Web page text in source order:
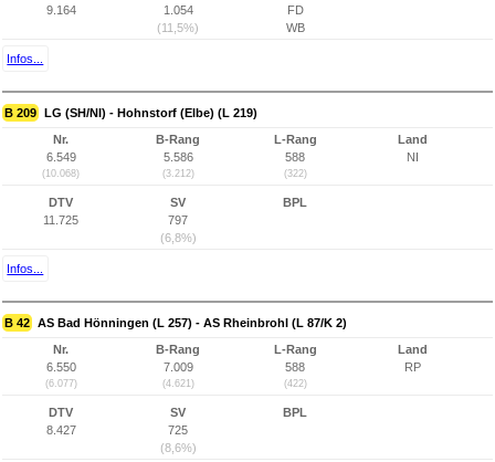
9.164
1.054
(11,5%)
FD
WB
Infos...
B 209 LG (SH/NI) - Hohnstorf (Elbe) (L 219)
Nr.
6.549
(10.068)
B-Rang
5.586
(3.212)
L-Rang
588
(322)
Land
NI
DTV
11.725
SV
797
(6,8%)
BPL
Infos...
B 42 AS Bad Hönningen (L 257) - AS Rheinbrohl (L 87/K 2)
Nr.
6.550
(6.077)
B-Rang
7.009
(4.621)
L-Rang
588
(422)
Land
RP
DTV
8.427
SV
725
(8,6%)
BPL